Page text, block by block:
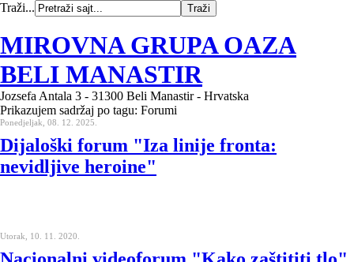
Traži...
MIROVNA GRUPA OAZA
BELI MANASTIR
Jozsefa Antala 3 - 31300 Beli Manastir - Hrvatska
Prikazujem sadržaj po tagu: Forumi
Ponedjeljak, 08. 12. 2025.
Dijaloški forum "Iza linije fronta:
nevidljive heroine"
Utorak, 10. 11. 2020.